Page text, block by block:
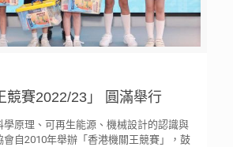
競賽2022/23」 圓滿舉行
學原理、可再生能源、機械設計的認識與
會自2010年舉辦「香港機關王競賽」，鼓